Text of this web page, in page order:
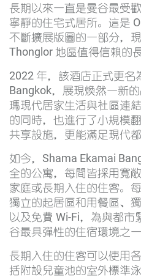
長期以來一直是曼谷最受
寧靜的住宅式居所。這是
不斷擴展版圖的一部分，
Thonglor 地區值得信賴的
2022 年，該酒店正式更名
Bangkok，展現煥然一新
瑪現代居家生活與社區連
的同時，也進行了小規模
共享設施，更能滿足現代
如今，Shama Ekamai
全的公寓，每間皆採用寬
家庭或長期入住的住客。
獨立的起居區和用餐區、
以及免費 Wi-Fi，為與都
谷最具彈性的住宿環境之一
長期入住的住客可以使用
括附設兒童池的室外標準